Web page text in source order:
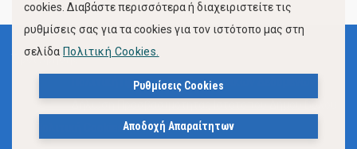
Όροι Χρήσης
Πολιτική Προστασίας Προσωπικών Δεδομένων
Πολιτική Cookies
cookies. Διαβάστε περισσότερα ή διαχειριστείτε τις
ρυθμίσεις σας για τα cookies για τον ιστότοπο μας στη
σελίδα Πολιτική Cookies.
Ρυθμίσεις Cookies
Αποδοχή Απαραίτητων